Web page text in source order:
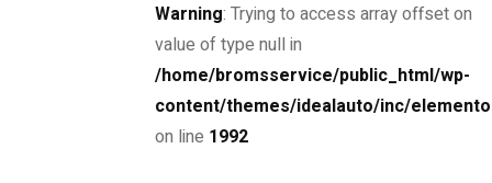
Warning: Trying to access array offset on
value of type null in
/home/bromsservice/public_html/wp-
content/themes/idealauto/inc/
on line 1992
Specialiserad ombyggnad av lastbilar i Umeå Välkommen
till vår serviceverkstad i Umeå, där vi erbjuder
skräddarsydda ombyggnationer av lastbilar enligt dina
unika behov och önskemål. Med en passion för innovation
och teknik samt lång erfarenhet, kan vi garantera kvalitativa